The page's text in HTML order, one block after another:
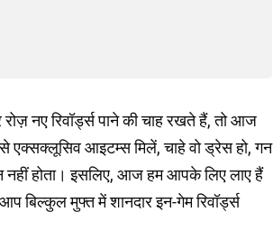
नए रिवॉर्ड्स पाने की चाह रखते हैं, तो आज
एक्सक्लूसिव आइटम्स मिलें, चाहे वो ड्रेस हो, गन
नहीं होता। इसलिए, आज हम आपके लिए लाए हैं
मुफ्त में शानदार इन-गेम रिवॉर्ड्स